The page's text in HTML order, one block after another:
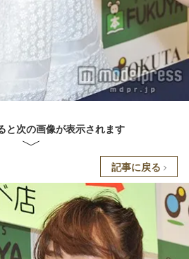
と次の画像が表示されます
記事に戻る